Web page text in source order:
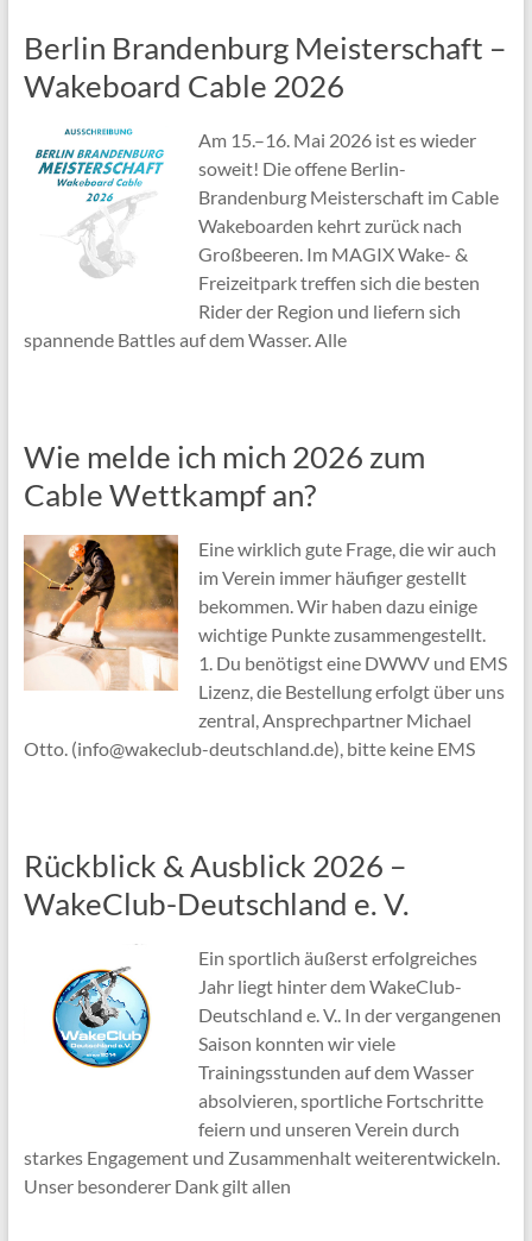
Berlin Brandenburg Meisterschaft –
Wakeboard Cable 2026
Am 15.–16. Mai 2026 ist es wieder
soweit! Die offene Berlin-
Brandenburg Meisterschaft im Cable
Wakeboarden kehrt zurück nach
Großbeeren. Im MAGIX Wake- &
Freizeitpark treffen sich die besten
Rider der Region und liefern sich
spannende Battles auf dem Wasser. Alle
Wie melde ich mich 2026 zum
Cable Wettkampf an?
Eine wirklich gute Frage, die wir auch
im Verein immer häufiger gestellt
bekommen. Wir haben dazu einige
wichtige Punkte zusammengestellt.
1. Du benötigst eine DWWV und EMS
Lizenz, die Bestellung erfolgt über uns
zentral, Ansprechpartner Michael
Otto. (info@wakeclub-deutschland.de), bitte keine EMS
Rückblick & Ausblick 2026 –
WakeClub-Deutschland e. V.
Ein sportlich äußerst erfolgreiches
Jahr liegt hinter dem WakeClub-
Deutschland e. V.. In der vergangenen
Saison konnten wir viele
Trainingsstunden auf dem Wasser
absolvieren, sportliche Fortschritte
feiern und unseren Verein durch
starkes Engagement und Zusammenhalt weiterentwickeln.
Unser besonderer Dank gilt allen